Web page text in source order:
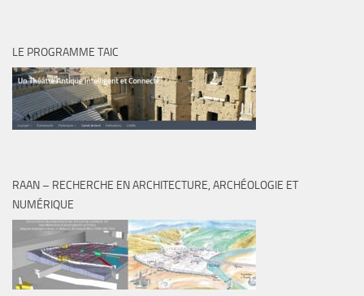
LE PROGRAMME TAIC
RAAN – RECHERCHE EN ARCHITECTURE, ARCHÉOLOGIE ET
NUMÉRIQUE